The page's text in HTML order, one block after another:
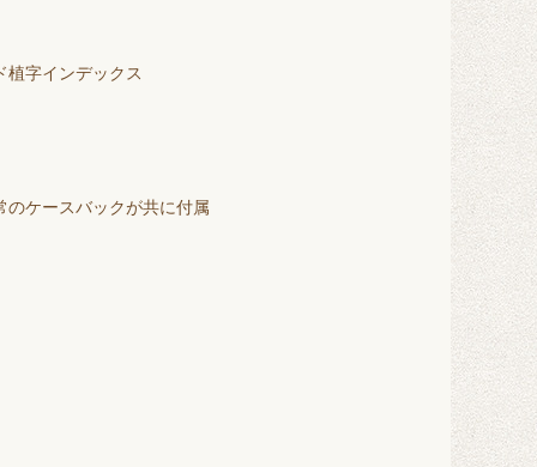
植字インデックス
のケースバックが共に付属